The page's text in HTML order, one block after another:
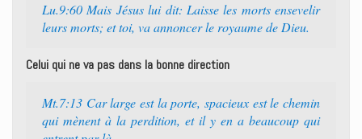
Lu.9:60 Mais Jésus lui dit: Laisse les morts ensevelir
leurs morts; et toi, va annoncer le royaume de Dieu.
Celui qui ne va pas dans la bonne direction
Mt.7:13 Car large est la porte, spacieux est le chemin
qui mènent à la perdition, et il y en a beaucoup qui